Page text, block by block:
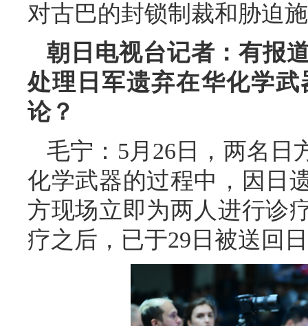
对古巴的封锁制裁和胁迫
朝日电视台记者：有报
处理日军遗弃在华化学
论？
毛宁：5月26日，两名日
化学武器的过程中，因日
方现场立即为两人进行诊
疗之后，已于29日被送回